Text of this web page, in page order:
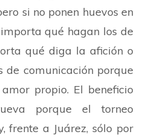
si no ponen huevos en
qué hagan los de
qué diga la afición o
de comunicación porque
propio. El beneficio
porque el torneo
frente a Juárez, sólo por